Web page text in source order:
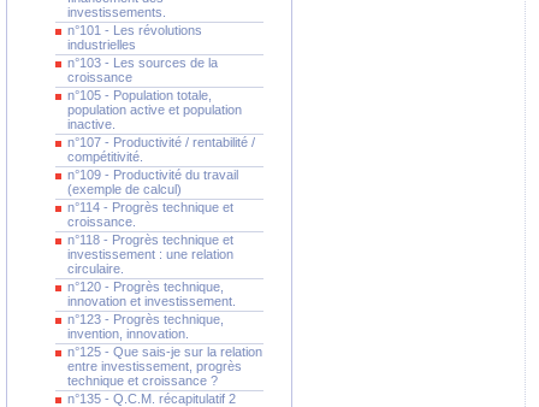
investissements.
n°101 - Les révolutions
industrielles
n°103 - Les sources de la
croissance
n°105 - Population totale,
population active et population
inactive.
n°107 - Productivité / rentabilité /
compétitivité.
n°109 - Productivité du travail
(exemple de calcul)
n°114 - Progrès technique et
croissance.
n°118 - Progrès technique et
investissement : une relation
circulaire.
n°120 - Progrès technique,
innovation et investissement.
n°123 - Progrès technique,
invention, innovation.
n°125 - Que sais-je sur la relation
entre investissement, progrès
technique et croissance ?
n°135 - Q.C.M. récapitulatif 2